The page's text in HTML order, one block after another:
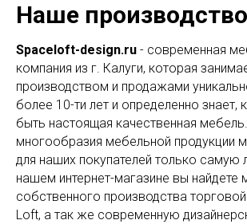
Наше производство
Spaceloft-design.ru - современная
компания из г. Калуги, которая
производством и продажами
более 10-ти лет и определенно знает,
быть настоящая качественная
многообразия мебельной продукции
для наших покупателей только самую
нашем интернет-магазине вы найдете
собственного производства
Loft, а так же современную